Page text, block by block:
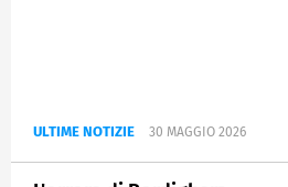
ULTIME NOTIZIE 30 MAGGIO 2026